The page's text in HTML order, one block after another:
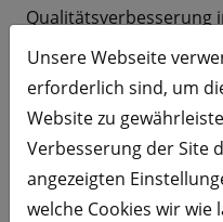
Qualitätsverbesserung
Schlaganfallversorgung
Attraktivität von Pflege
Projektziele
Unsere Webseite
erforderlich sind, um
Website zu
Verbesserung der Site
angezeigten
welche Cookies wir wie